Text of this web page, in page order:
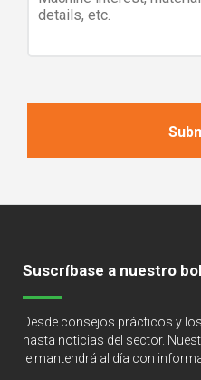
Suscríbase a nuestro
Desde consejos prácticos y
hasta noticias del sector.
le mantendrá al día con